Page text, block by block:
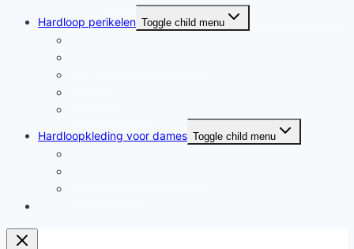
Hardloop perikelen Toggle child menu
Hardloopkleding voor dames Toggle child menu